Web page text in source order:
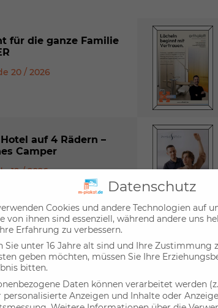
für die ganze Familie
20 / 2026
auf 4 Rädern –
Camper
19 / 2026
bis Tegernsee –
IMMO
18 / 2026
Datenschutz
Cookies und andere Technologien auf
von ihnen sind essenziell, während andere uns
Erfahrung zu verbessern.
Sie unter 16 Jahre alt sind und Ihre Zustimmung
geben möchten, müssen Sie Ihre
bitten.
Daten können verarbeitet werden
personalisierte Anzeigen und Inhalte oder